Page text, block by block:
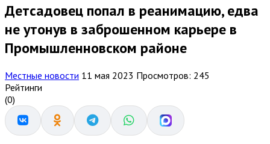
Детсадовец попал в реанимацию, едва
не утонув в заброшенном карьере в
Промышленновском районе
Местные новости 11 мая 2023 Просмотров: 245
Рейтинги
(0)